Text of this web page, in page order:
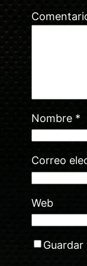
Nombre *
Correo
Web